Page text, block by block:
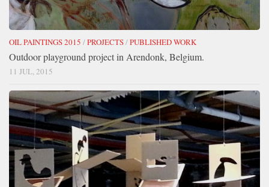
OIL PAINTINGS 2015 /PROJECTS/PUBLISHED WORK
Outdoor playground project in Arendonk, Belgium.
11 JUL, 2015